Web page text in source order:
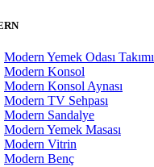
Modern Yemek Odası Takımı
Modern Konsol
Modern Konsol Aynası
Modern TV Sehpası
Modern Sandalye
Modern Yemek Masası
Modern Vitrin
Modern Benç